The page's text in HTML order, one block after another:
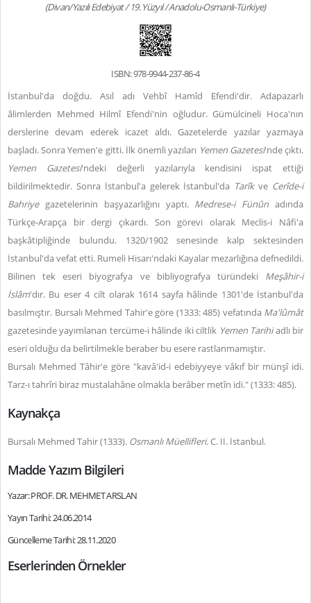
(Divan/Yazılı Edebiyat / 19. Yüzyıl / Anadolu-Osmanlı-Türkiye)
ISBN: 978-9944-237-86-4
İstanbul'da doğdu. Asıl adı Vehbî Hamîd Efendi'dir. Adapazarlı
âlimlerden Mehmed Hilmî Efendi'nin oğludur. Gümülcineli Hoca'nın
derslerine devam ederek icazet aldı. Gazetelerde yazılar yazmaya
başladı. Sonra Yemen'e gitti. İlk önemli yazıları Yemen Gazetesi'nde çıktı.
Yemen Gazetesi'ndeki değerli yazılarıyla kendisini ispat ettiği
bildirilmektedir. Sonra İstanbul'a gelerek İstanbul'da Tarîkve Cerîde-i
Bahriyegazetelerinin başyazarlığını yaptı. Medrese-i Fünûn adında
Türkçe-Arapça bir dergi çıkardı. Son görevi olarak Meclis-i Nâfi'a
başkâtipliğinde bulundu. 1320/1902 senesinde kalp sektesinden
İstanbul'da vefat etti. Rumeli Hisarı'ndaki Kayalar mezarlığına defnedildi.
Bilinen tek eseri biyografya ve bibliyografya türündeki Meşâhir-i
İslâm'dır. Bu eser 4 cilt olarak 1614 sayfa hâlinde 1301'de İstanbul'da
basılmıştır. Bursalı Mehmed Tahir'e göre (1333: 485) vefatında Ma'lûmât
gazetesinde yayımlanan tercüme-i hâlinde iki ciltlik Yemen Tarihiadlı bir
eseri olduğu da belirtilmekle beraber bu esere rastlanmamıştır.
Bursalı Mehmed Tâhir'e göre "kavâ'id-i edebiyyeye vâkıf bir münşî idi.
Tarz-ı tahrîri biraz mustalahâne olmakla berâber metîn idi." (1333: 485).
Kaynakça
Bursalı Mehmed Tahir (1333). Osmanlı Müellifleri.C. II. İstanbul.
Madde Yazım Bilgileri
Yazar: PROF. DR. MEHMET ARSLAN
Yayın Tarihi: 24.06.2014
Güncelleme Tarihi: 28.11.2020
Eserlerinden Örnekler